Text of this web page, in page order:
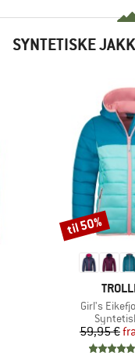
SYNTETISKE
Artikel
Girl's
59,95 €fra
Rabat
til 50%